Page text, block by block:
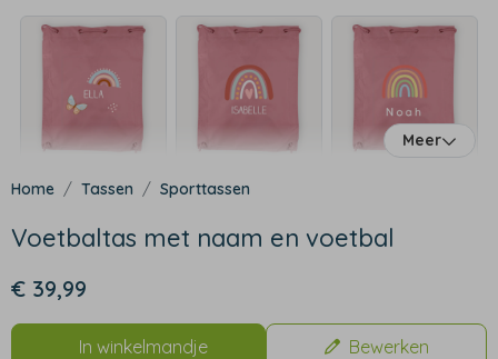
Meer
Tassen Sporttassen
Voetbaltas met naam en voetbal
€ 39,99
In winkelmandje Bewerken